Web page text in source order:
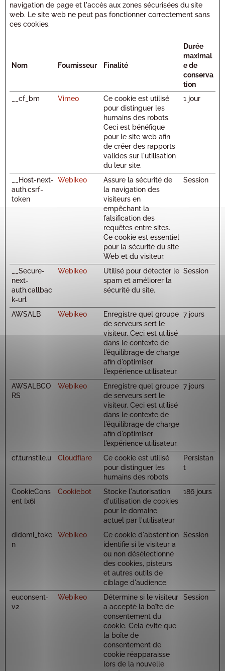
navigation de page et l'accès aux zones sécurisées du site
web. Le site web ne peut pas fonctionner correctement sans
ces cookies.
Nom Fournisseur Finalité
Durée
maximal
e de
conserva
tion
__cf_bm
Vimeo
Ce cookie est utilisé
pour distinguer les
humains des robots.
Ceci est bénéfique
pour le site web afin
de créer des rapports
valides sur l'utilisation
du leur site.
1 jour
__Host-next-
auth.csrf-
token
Webikeo
Assure la sécurité de
la navigation des
visiteurs en
empêchant la
falsification des
requêtes entre sites.
Ce cookie est essentiel
pour la sécurité du site
Web et du visiteur.
Session
__Secure-
next-
auth.callbac
k-url
Webikeo
Utilisé pour détecter le
spam et améliorer la
sécurité du site.
Session
AWSALB Webikeo
Enregistre quel groupe
de serveurs sert le
visiteur. Ceci est utilisé
dans le contexte de
l'équilibrage de charge
afin d'optimiser
l'expérience utilisateur.
7 jours
AWSALBCO
RS
Webikeo
Enregistre quel groupe
de serveurs sert le
visiteur. Ceci est utilisé
dans le contexte de
l'équilibrage de charge
afin d'optimiser
l'expérience utilisateur.
7 jours
cf.turnstile.u Cloudflare
Ce cookie est utilisé
pour distinguer les
humains des robots.
Persistan
t
CookieCons
ent [x6]
Cookiebot
Stocke l'autorisation
d'utilisation de cookies
pour le domaine
actuel par l'utilisateur
186 jours
didomi_toke
n
Webikeo
Ce cookie d'abstention
identifie si le visiteur a
ou non désélectionné
des cookies, pisteurs
et autres outils de
ciblage d'audience.
Session
euconsent-
v2
Webikeo
Détermine si le visiteur
a accepté la boîte de
consentement du
cookie. Cela évite que
la boîte de
consentement de
cookie réapparaisse
lors de la nouvelle
Session